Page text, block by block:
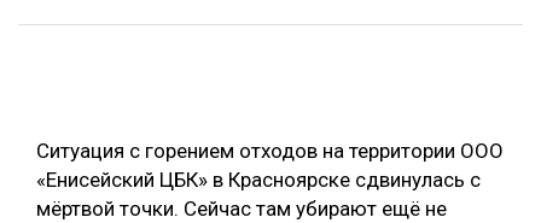
ЛЕСОЗАГОТОВКА
БИОЭНЕРГЕТИКА
ЛЕСОВОССТАНОВЛЕНИЕ И ЗАЩИТА
ТЕМАТИЧЕСКИЕ ПРОЕКТЫ
Ситуация с горением отходов на территории ООО
«Енисейский ЦБК» в Красноярске сдвинулась с
мёртвой точки. Сейчас там убирают ещё не